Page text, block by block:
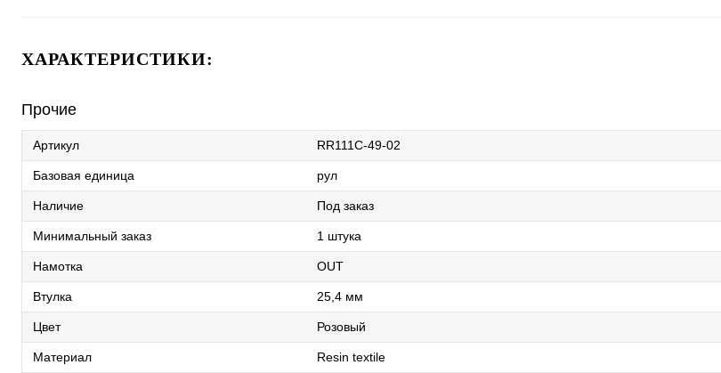
ХАРАКТЕРИСТИКИ:
Прочие
Артикул RR111С-49-02
Базовая единица рул
Наличие Под заказ
Минимальный заказ 1 штука
Намотка OUT
Втулка 25,4 мм
Цвет Розовый
Материал Resin textile